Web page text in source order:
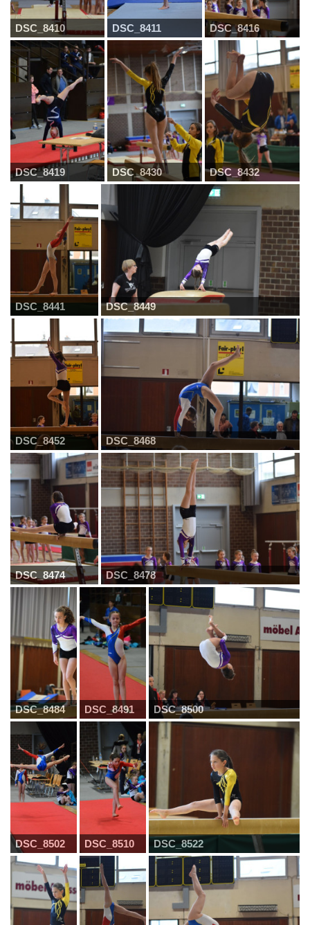
DSC_8410 DSC_8411 DSC_8416
DSC_8419 DSC_8430 DSC_8432
DSC_8441 DSC_8449
DSC_8452 DSC_8468
DSC_8474 DSC_8478
DSC_8484 DSC_8491 DSC_8500
DSC_8502 DSC_8510 DSC_8522